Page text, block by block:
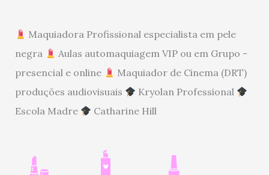
Maquiadora Profissional especialista em pele
negra
Aulas automaquiagem VIP ou em Grupo -
presencial e online
Maquiador de Cinema (DRT)
produções audiovisuais
Kryolan Professional
Escola Madre
Catharine Hill